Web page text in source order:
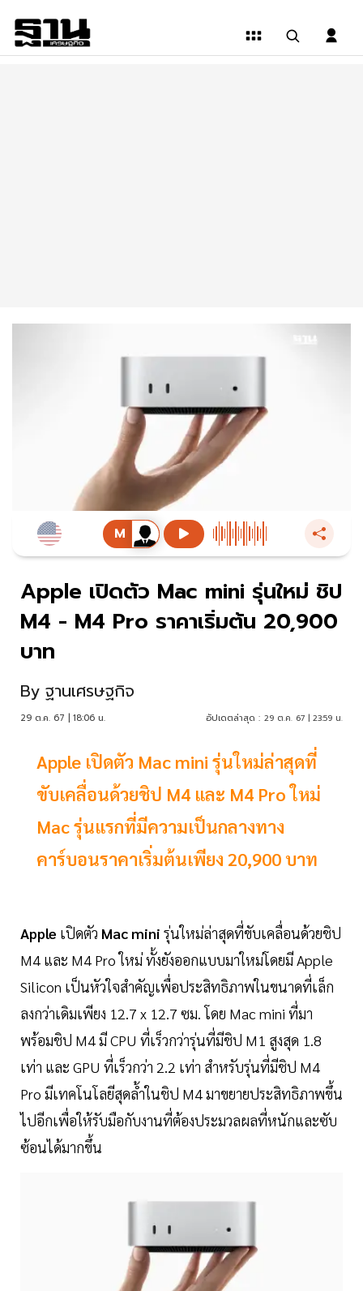
Apple เปิดตัว Mac mini รุ่นใหม่ ชิป
M4 - M4 Pro ราคาเริ่มต้น 20,900
บาท
By ฐานเศรษฐกิจ
29 ต.ค. 67 | 18:06 น. อัปเดตล่าสุด : 29 ต.ค. 67 | 23:59 น.
Apple เปิดตัว Mac mini รุ่นใหม่ล่าสุดที่
ขับเคลื่อนด้วยชิป M4 และ M4 Pro ใหม่
Mac รุ่นแรกที่มีความเป็นกลางทาง
คาร์บอนราคาเริ่มต้นเพียง 20,900 บาท
Apple เปิดตัว Mac mini รุ่นใหม่ล่าสุดที่ขับเคลื่อนด้วยชิป
M4 และ M4 Pro ใหม่ ทั้งยังออกแบบมาใหม่โดยมี Apple
Silicon เป็นหัวใจสำคัญเพื่อประสิทธิภาพในขนาดที่เล็ก
ลงกว่าเดิมเพียง 12.7 x 12.7 ซม. โดย Mac mini ที่มา
พร้อมชิป M4 มี CPU ที่เร็วกว่ารุ่นที่มีชิป M1 สูงสุด 1.8
เท่า และ GPU ที่เร็วกว่า 2.2 เท่า สำหรับรุ่นที่มีชิป M4
Pro มีเทคโนโลยีสุดล้ำในชิป M4 มาขยายประสิทธิภาพขึ้น
ไปอีกเพื่อให้รับมือกับงานที่ต้องประมวลผลที่หนักและซับ
ซ้อนได้มากขึ้น